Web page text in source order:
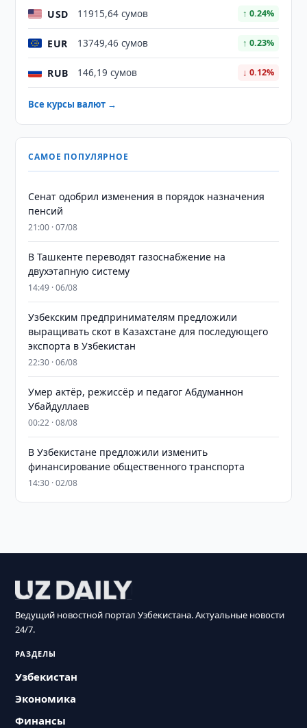
USD 11915,64 сумов ↑ 0.24%
EUR 13749,46 сумов ↑ 0.23%
RUB 146,19 сумов ↓ 0.12%
Все курсы валют →
САМОЕ ПОПУЛЯРНОЕ
Сенат одобрил изменения в порядок назначения
пенсий
21:00 · 07/08
В Ташкенте переводят газоснабжение на
двухэтапную систему
14:49 · 06/08
Узбекским предпринимателям предложили
выращивать скот в Казахстане для последующего
экспорта в Узбекистан
22:30 · 06/08
Умер актёр, режиссёр и педагог Абдуманнон
Убайдуллаев
00:22 · 08/08
В Узбекистане предложили изменить
финансирование общественного транспорта
14:30 · 02/08
Ведущий новостной портал Узбекистана. Актуальные новости
24/7.
РАЗДЕЛЫ
Узбекистан
Экономика
Финансы